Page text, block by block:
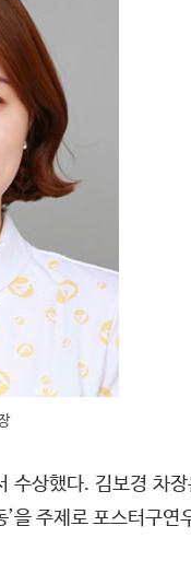
상했다. 김보경 차
을 주제로 포스터구연